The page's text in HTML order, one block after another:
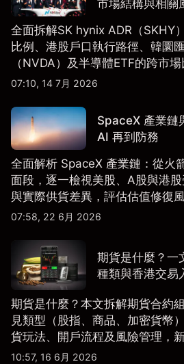
市場結構與相關
全面拆解SK hynix ADR（SKHY
比例、港股戶口執行路徑、韓圜
（NVDA）及半導體ETF的跨市
配置框架，適合香港及亞洲投資者
07:10, 14 7月 2026
SpaceX 產業鏈
AI 再到防務
全面解析 SpaceX 產業鏈：從火
面段，逐一檢視美股、A股與港
與實際供貨差異，評估估值修復
導。
07:58, 22 6月 2026
期貨是什麼？一
種類與香港交易
期貨是什麼？本文拆解期貨合約
見類型（股指、商品、加密貨幣
貨玩法、開戶流程及風險管理，
10:57, 16 6月 2026